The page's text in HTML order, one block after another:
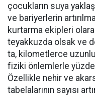
çocukların suya
ve bariyerlerin
kurtarma ekipleri
teyakkuzda olsak ve
ta, kilometlerce
fiziki önlemlerle
Özellikle nehir ve
tabelalarının sayısı